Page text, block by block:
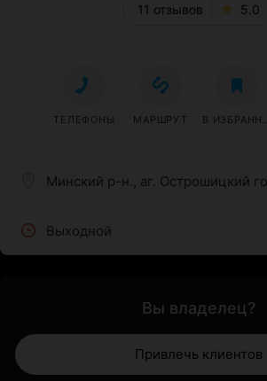
11 отзывов 5.0
Минский р-н., аг. Острошицкий
Выходной
ТЕЛЕФОНЫ МАРШРУТ В
Вы владелец?
Привлечь клиентов